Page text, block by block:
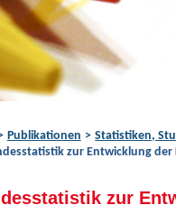
Publikationen Statistiken,
zur Entwicklung der
zur